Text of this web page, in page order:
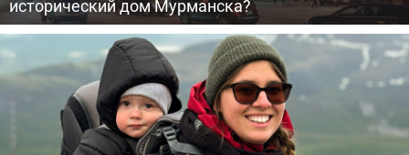
исторический дом Мурманска?